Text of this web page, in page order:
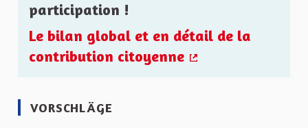
participation !
Le bilan global et en détail de la
contribution citoyenne
VORSCHLÄGE